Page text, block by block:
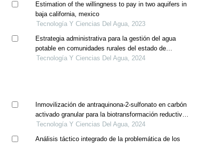
Estimation of the willingness to pay in two aquifers in
baja california, mexico
Tecnología Y Ciencias Del Agua, 2023
Estrategia administrativa para la gestión del agua
potable en comunidades rurales del estado de
chihuahua
Tecnología Y Ciencias Del Agua, 2024
Inmovilización de antraquinona-2-sulfonato en carbón
activado granular para la biotransformación reductiva
de contaminantes electrofílicos
Tecnología Y Ciencias Del Agua, 2024
Análisis táctico integrado de la problemática de los